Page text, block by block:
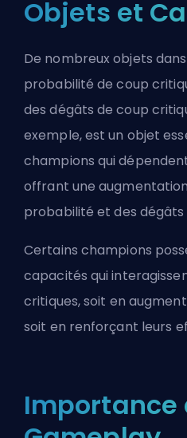
Objets et
De nombreux objets
probabilité de coup
des dégâts de coup
exemple, est un objet
champions qui
offrant une
probabilité et des
Certains champions
capacités qui
critiques, soit en
soit en renforçant leurs
Importance